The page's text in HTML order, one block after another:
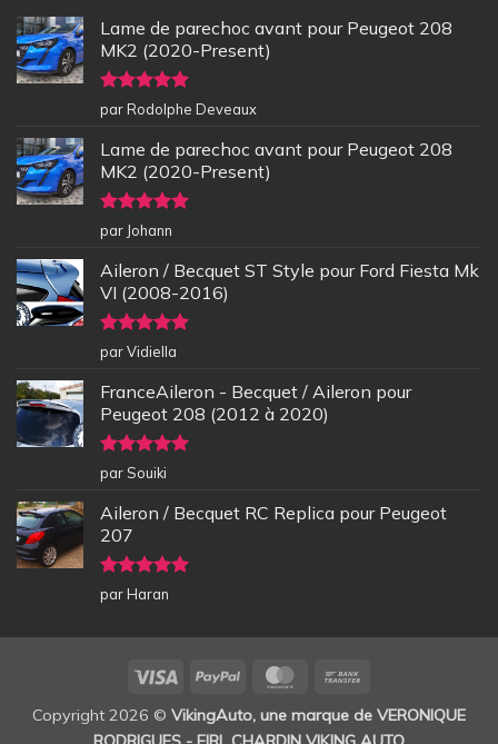
Lame de parechoc avant pour Peugeot 208
MK2 (2020-Present)
Note5sur
5
par Rodolphe Deveaux
Lame de parechoc avant pour Peugeot 208
MK2 (2020-Present)
Note5sur
5
par Johann
Aileron / Becquet ST Style pour Ford Fiesta Mk
VI (2008-2016)
Note5sur
5
par Vidiella
FranceAileron - Becquet / Aileron pour
Peugeot 208 (2012 à 2020)
Note5sur
5
par Souiki
Aileron / Becquet RC Replica pour Peugeot
207
Note5sur
5
par Haran
Visa PayPal MasterCard
Copyright 2026 © VikingAuto, une marque de VERONIQUE